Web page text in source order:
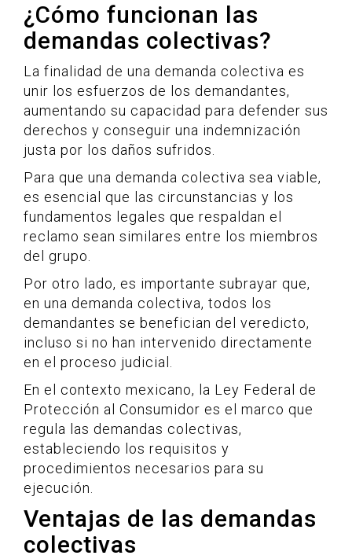
¿Cómo funcionan las
demandas colectivas?
La finalidad de una demanda colectiva es
unir los esfuerzos de los demandantes,
aumentando su capacidad para defender sus
derechos y conseguir una indemnización
justa por los daños sufridos.
Para que una demanda colectiva sea viable,
es esencial que las circunstancias y los
fundamentos legales que respaldan el
reclamo sean similares entre los miembros
del grupo.
Por otro lado, es importante subrayar que,
en una demanda colectiva, todos los
demandantes se benefician del veredicto,
incluso si no han intervenido directamente
en el proceso judicial.
En el contexto mexicano, la Ley Federal de
Protección al Consumidor es el marco que
regula las demandas colectivas,
estableciendo los requisitos y
procedimientos necesarios para su
ejecución.
Ventajas de las demandas
colectivas